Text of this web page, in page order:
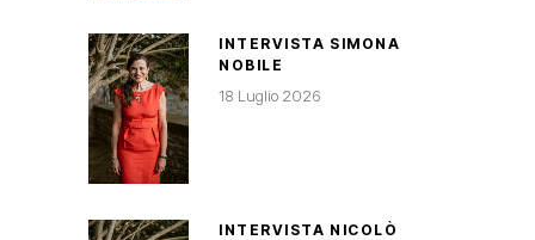
INTERVISTA SIMONA
NOBILE
18 Luglio 2026
INTERVISTA NICOLÒ